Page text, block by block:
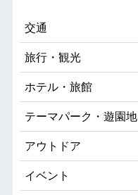
交通
旅行・観光
ホテル・旅館
テーマパーク・遊園地
アウトドア
イベント